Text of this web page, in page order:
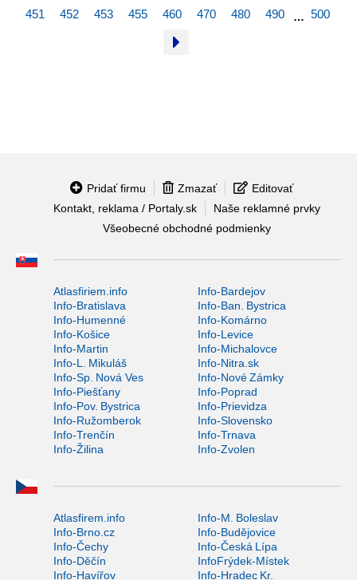
451
452 453 455 460 470 480 490 … 500
Pridať firmu Zmazať
Editovať
Kontakt, reklama / Portaly.sk
Naše reklamné prvky
Všeobecné obchodné podmienky
Atlasfiriem.info
Info-Bardejov
Info-Bratislava
Info-Ban. Bystrica
Info-Humenné
Info-Komárno
Info-Košice
Info-Levice
Info-Martin
Info-Michalovce
Info-L. Mikuláš
Info-Nitra.sk
Info-Sp. Nová Ves
Info-Nové Zámky
Info-Piešťany
Info-Poprad
Info-Pov. Bystrica
Info-Prievidza
Info-Ružomberok
Info-Slovensko
Info-Trenčín
Info-Trnava
Info-Žilina
Info-Zvolen
Atlasfirem.info
Info-M. Boleslav
Info-Brno.cz
Info-Budějovice
Info-Čechy
Info-Česká Lípa
Info-Děčín
InfoFrýdek-Místek
Info-Havířov
Info-Hradec Kr.